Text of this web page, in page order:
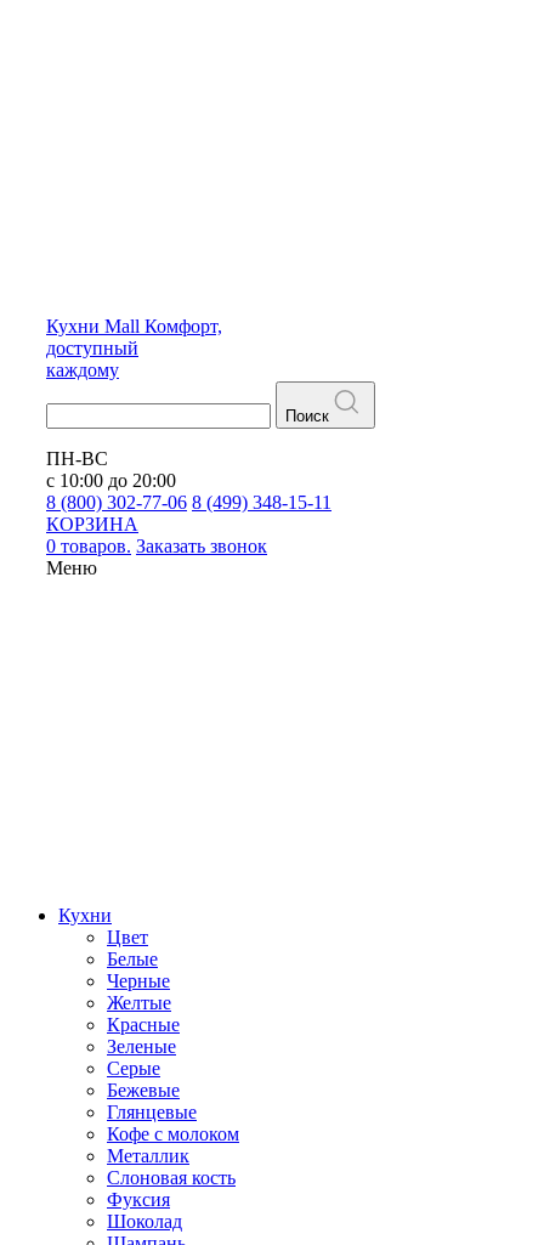
Кухни Mall Комфорт,
доступный
каждому
Поиск
ПН-ВС
с 10:00 до 20:00
8 (800) 302-77-06 8 (499) 348-15-11
КОРЗИНА
0 товаров. Заказать звонок
Меню
Кухни
Цвет
Белые
Черные
Желтые
Красные
Зеленые
Серые
Бежевые
Глянцевые
Кофе с молоком
Металлик
Слоновая кость
Фуксия
Шоколад